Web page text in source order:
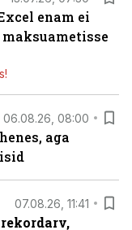
enam ei
06.08.26, 08:00
aga
07.08.26, 11:41